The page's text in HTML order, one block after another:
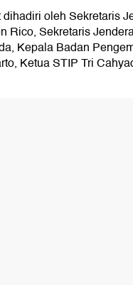
oleh Sekretaris
Rico, Sekretaris
Kepala Badan
Ketua STIP Tri